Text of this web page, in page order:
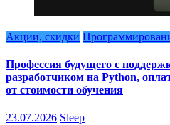
Акции, скидки
Профессия будущего с
разработчиком на Python,
от стоимости обучения
23.07.2026 Sleep